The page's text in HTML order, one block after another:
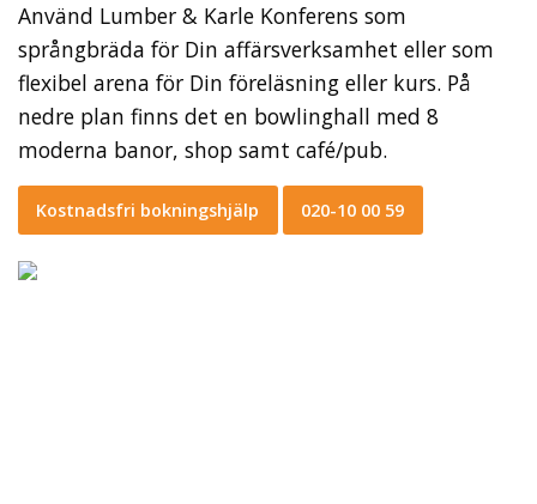
Använd Lumber & Karle Konferens som
språngbräda för Din affärsverksamhet eller som
flexibel arena för Din föreläsning eller kurs. På
nedre plan finns det en bowlinghall med 8
moderna banor, shop samt café/pub.
Kostnadsfri bokningshjälp 020-10 00 59